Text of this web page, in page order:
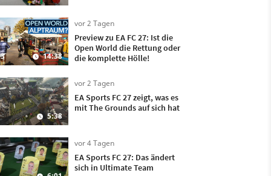
14:38
vor 2 Tagen
Preview zu EA FC 27: Ist die
Open World die Rettung oder
die komplette Hölle!
5:38
vor 2 Tagen
EA Sports FC 27 zeigt, was es
mit The Grounds auf sich hat
vor 4 Tagen
EA Sports FC 27: Das ändert
sich in Ultimate Team